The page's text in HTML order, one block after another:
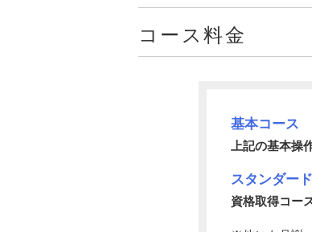
コース料金
基本コース
上記の基本操
スタンダー
資格取得コー